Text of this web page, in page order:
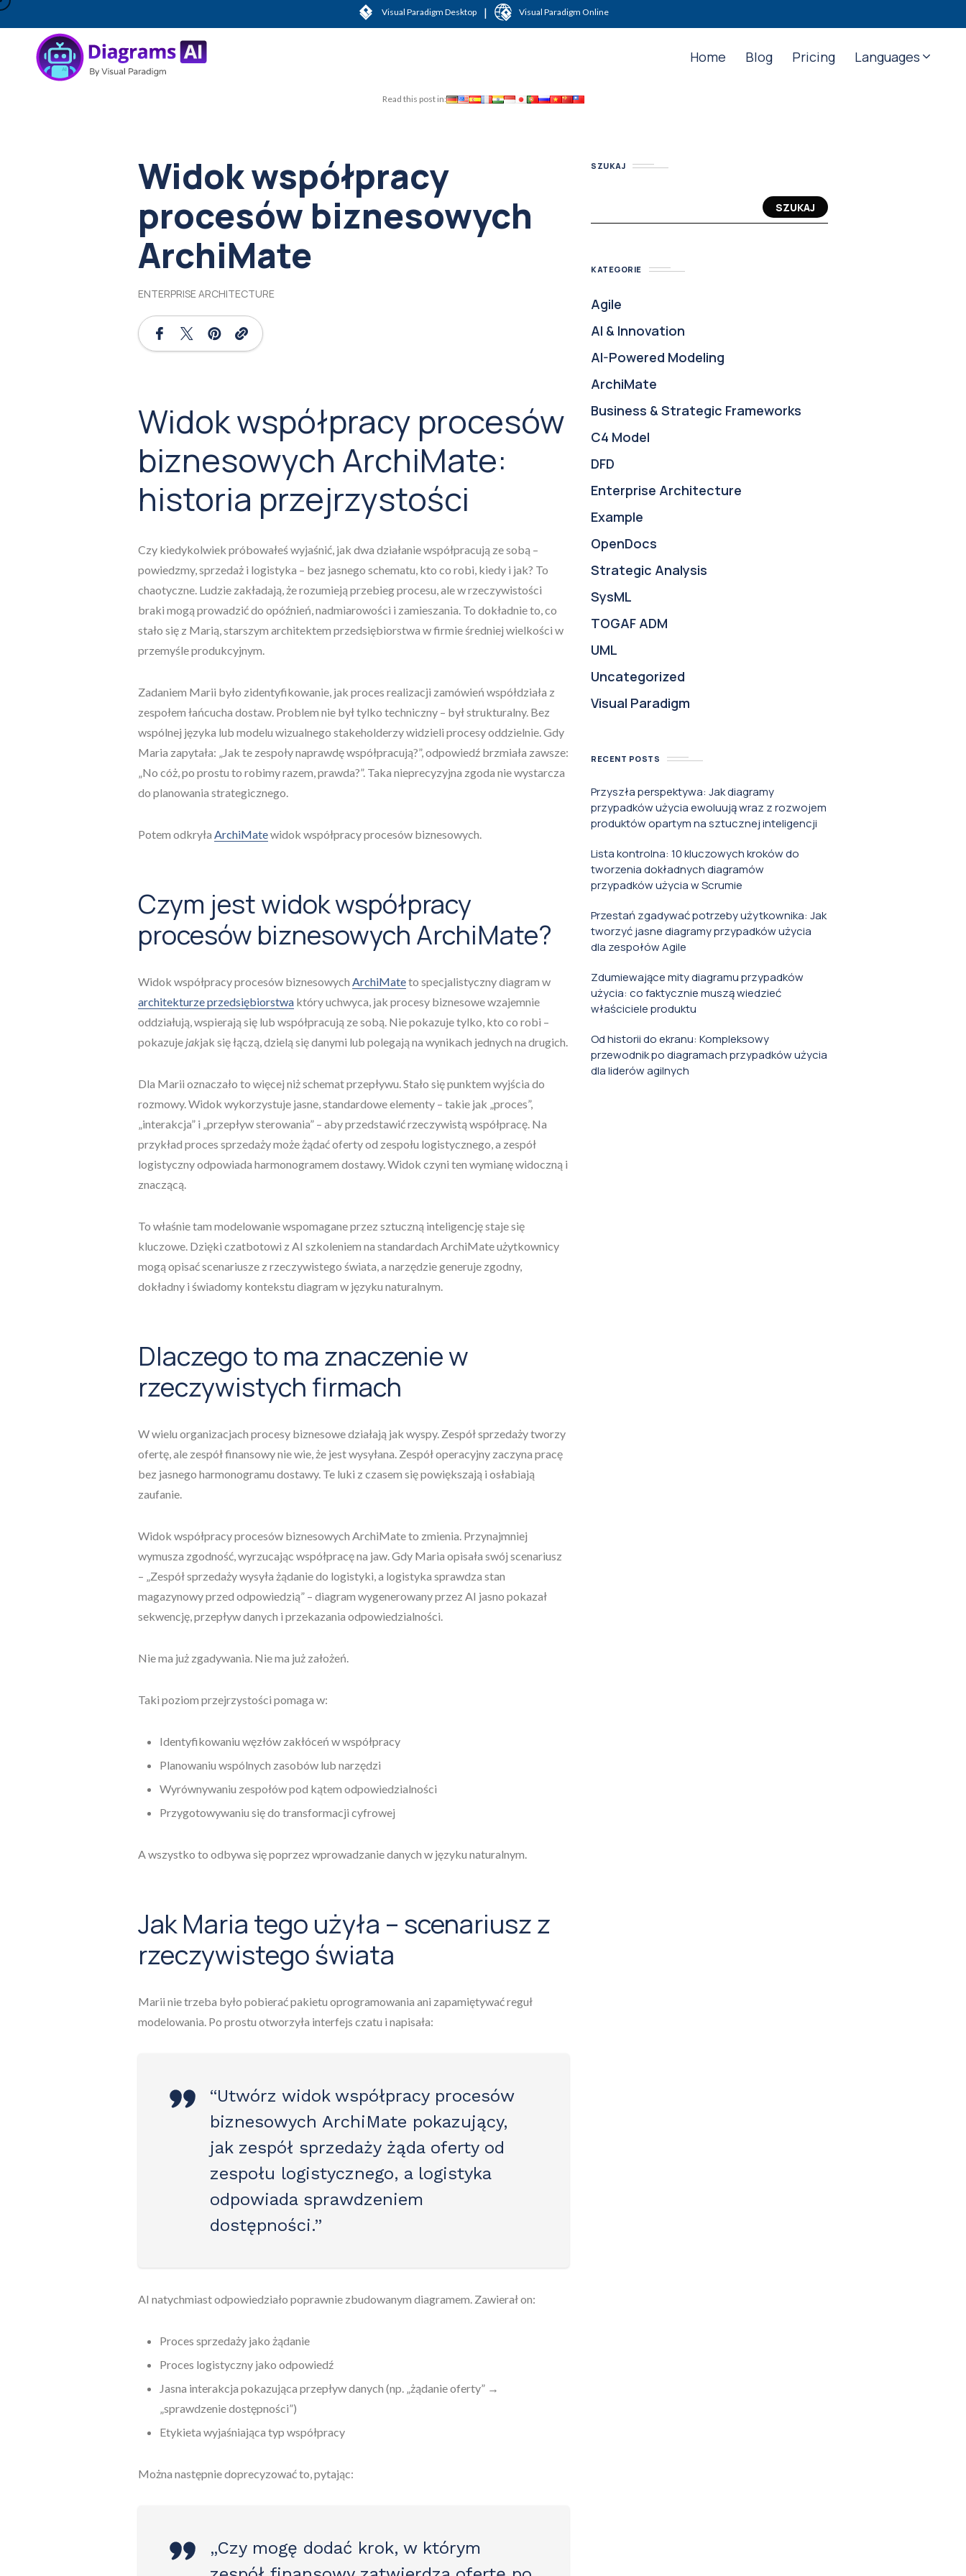
Visual Paradigm Desktop | Visual Paradigm Online
Home Blog Pricing Languages
Read this post in:
Widok współpracy
procesów biznesowych
ArchiMate
ENTERPRISE ARCHITECTURE
Widok współpracy procesów
biznesowych ArchiMate:
historia przejrzystości
Czy kiedykolwiek próbowałeś wyjaśnić, jak dwa działanie współpracują ze sobą –
powiedzmy, sprzedaż i logistyka – bez jasnego schematu, kto co robi, kiedy i jak? To
chaotyczne. Ludzie zakładają, że rozumieją przebieg procesu, ale w rzeczywistości
braki mogą prowadzić do opóźnień, nadmiarowości i zamieszania. To dokładnie to, co
stało się z Marią, starszym architektem przedsiębiorstwa w firmie średniej wielkości w
przemyśle produkcyjnym.
Zadaniem Marii było zidentyfikowanie, jak proces realizacji zamówień współdziała z
zespołem łańcucha dostaw. Problem nie był tylko techniczny – był strukturalny. Bez
wspólnej języka lub modelu wizualnego stakeholderzy widzieli procesy oddzielnie. Gdy
Maria zapytała: „Jak te zespoły naprawdę współpracują?”, odpowiedź brzmiała zawsze:
„No cóż, po prostu to robimy razem, prawda?”. Taka nieprecyzyjna zgoda nie wystarcza
do planowania strategicznego.
Potem odkryła ArchiMatewidok współpracy procesów biznesowych.
Czym jest widok współpracy
procesów biznesowych ArchiMate?
Widok współpracy procesów biznesowych ArchiMateto specjalistyczny diagram w
architekturze przedsiębiorstwa który uchwyca, jak procesy biznesowe wzajemnie
oddziałują, wspierają się lub współpracują ze sobą. Nie pokazuje tylko, kto co robi –
pokazuje jakjak się łączą, dzielą się danymi lub polegają na wynikach jednych na drugich.
Dla Marii oznaczało to więcej niż schemat przepływu. Stało się punktem wyjścia do
rozmowy. Widok wykorzystuje jasne, standardowe elementy – takie jak „proces”,
„interakcja” i „przepływ sterowania” – aby przedstawić rzeczywistą współpracę. Na
przykład proces sprzedaży może żądać oferty od zespołu logistycznego, a zespół
logistyczny odpowiada harmonogramem dostawy. Widok czyni ten wymianę widoczną i
znaczącą.
To właśnie tam modelowanie wspomagane przez sztuczną inteligencję staje się
kluczowe. Dzięki czatbotowi z AI szkoleniem na standardach ArchiMate użytkownicy
mogą opisać scenariusze z rzeczywistego świata, a narzędzie generuje zgodny,
dokładny i świadomy kontekstu diagram w języku naturalnym.
Dlaczego to ma znaczenie w
rzeczywistych firmach
W wielu organizacjach procesy biznesowe działają jak wyspy. Zespół sprzedaży tworzy
ofertę, ale zespół finansowy nie wie, że jest wysyłana. Zespół operacyjny zaczyna pracę
bez jasnego harmonogramu dostawy. Te luki z czasem się powiększają i osłabiają
zaufanie.
Widok współpracy procesów biznesowych ArchiMate to zmienia. Przynajmniej
wymusza zgodność, wyrzucając współpracę na jaw. Gdy Maria opisała swój scenariusz
– „Zespół sprzedaży wysyła żądanie do logistyki, a logistyka sprawdza stan
magazynowy przed odpowiedzią” – diagram wygenerowany przez AI jasno pokazał
sekwencję, przepływ danych i przekazania odpowiedzialności.
Nie ma już zgadywania. Nie ma już założeń.
Taki poziom przejrzystości pomaga w:
Identyfikowaniu węzłów zakłóceń w współpracy
Planowaniu wspólnych zasobów lub narzędzi
Wyrównywaniu zespołów pod kątem odpowiedzialności
Przygotowywaniu się do transformacji cyfrowej
A wszystko to odbywa się poprzez wprowadzanie danych w języku naturalnym.
Jak Maria tego użyła – scenariusz z
rzeczywistego świata
Marii nie trzeba było pobierać pakietu oprogramowania ani zapamiętywać reguł
modelowania. Po prostu otworzyła interfejs czatu i napisała:
“Utwórz widok współpracy procesów
biznesowych ArchiMate pokazujący,
jak zespół sprzedaży żąda oferty od
zespołu logistycznego, a logistyka
odpowiada sprawdzeniem
dostępności.”
AI natychmiast odpowiedziało poprawnie zbudowanym diagramem. Zawierał on:
Proces sprzedaży jako żądanie
Proces logistyczny jako odpowiedź
Jasna interakcja pokazująca przepływ danych (np. „żądanie oferty” →
„sprawdzenie dostępności”)
Etykieta wyjaśniająca typ współpracy
Można następnie doprecyzować to, pytając:
„Czy mogę dodać krok, w którym
SZUKAJ
SZUKAJ
KATEGORIE
Agile
AI & Innovation
AI-Powered Modeling
ArchiMate
Business & Strategic Frameworks
C4 Model
DFD
Enterprise Architecture
Example
OpenDocs
Strategic Analysis
SysML
TOGAF ADM
UML
Uncategorized
Visual Paradigm
RECENT POSTS
Przyszła perspektywa: Jak diagramy
przypadków użycia ewoluują wraz z rozwojem
produktów opartym na sztucznej inteligencji
Lista kontrolna: 10 kluczowych kroków do
tworzenia dokładnych diagramów
przypadków użycia w Scrumie
Przestań zgadywać potrzeby użytkownika: Jak
tworzyć jasne diagramy przypadków użycia
dla zespołów Agile
Zdumiewające mity diagramu przypadków
użycia: co faktycznie muszą wiedzieć
właściciele produktu
Od historii do ekranu: Kompleksowy
przewodnik po diagramach przypadków użycia
dla liderów agilnych